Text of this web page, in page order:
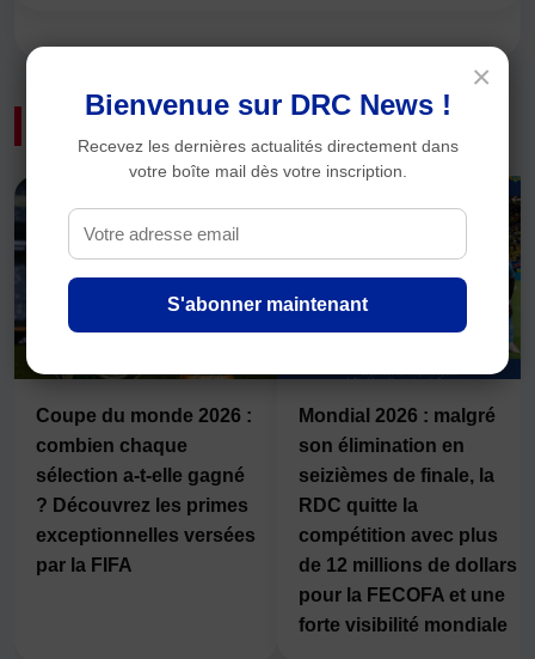
📰 Articles similaires
Coupe du monde 2026 :
combien chaque
sélection a-t-elle gagné
? Découvrez les primes
exceptionnelles versées
par la FIFA
Mondial 2026 : malgré
son élimination en
seizièmes de finale, la
RDC quitte la
compétition avec plus
de 12 millions de dollars
pour la FECOFA et une
forte visibilité mondiale
×
Bienvenue sur DRC News !
Recevez les dernières actualités directement dans
votre boîte mail dès votre inscription.
S'abonner maintenant